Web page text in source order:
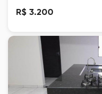
R$ 3.200